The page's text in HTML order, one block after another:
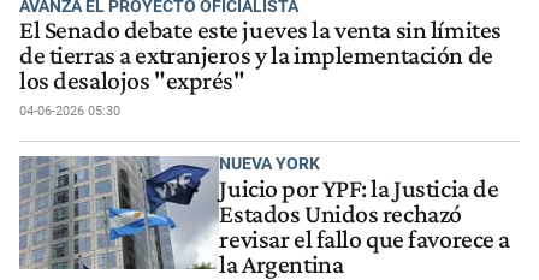
AVANZA EL PROYECTO OFICIALISTA
El Senado debate este jueves la venta sin límites
de tierras a extranjeros y la implementación de
los desalojos "exprés"
04-06-2026 05:30
NUEVA YORK
Juicio por YPF: la Justicia de
Estados Unidos rechazó
revisar el fallo que favorece a
la Argentina